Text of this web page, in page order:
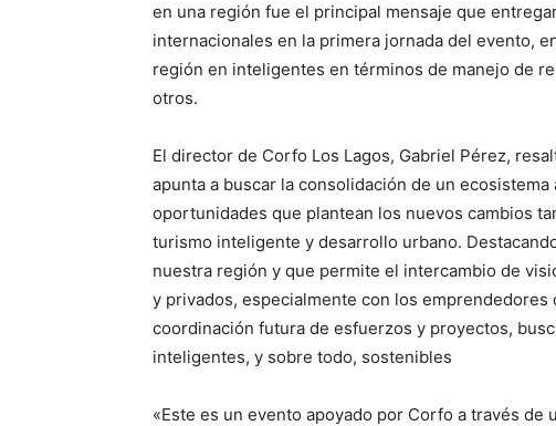
en una región fue el principal mensaje que
internacionales en la primera jornada del evento,
región en inteligentes en términos de manejo de
otros.
El director de Corfo Los Lagos, Gabriel Pérez,
apunta a buscar la consolidación de un
oportunidades que plantean los nuevos cambios
turismo inteligente y desarrollo urbano.
nuestra región y que permite el intercambio de
y privados, especialmente con los
coordinación futura de esfuerzos y proyectos,
inteligentes, y sobre todo, sostenibles
«Este es un evento apoyado por Corfo a través